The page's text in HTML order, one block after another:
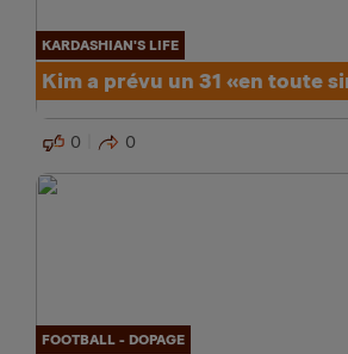
KARDASHIAN'S LIFE
Kim a prévu un 31 «en toute
0 0
FOOTBALL - DOPAGE